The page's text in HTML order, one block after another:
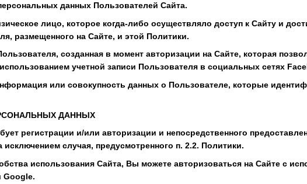
данных Пользователей Сайта.
лицо, которое когда-либо осуществляло доступ к Сайту и
размещенного на Сайте, и этой Политики.
созданная в момент авторизации на Сайте, которая
учетной записи Пользователя в социальных сетях
или совокупность данных о Пользователе, которые
ДАННЫХ
регистрации и/или авторизации и непосредственного
случая, предусмотренного п. 2.2. Политики.
использования Сайта, Вы можете авторизоваться на Сайте с
Google.